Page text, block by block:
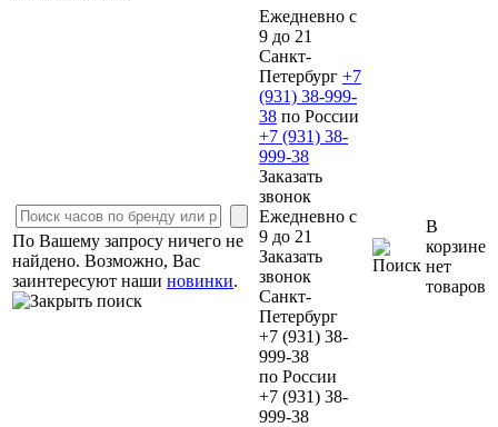
По Вашему запросу ничего не
найдено. Возможно, Вас
заинтересуют наши новинки.
Ежедневно с
9 до 21
Cанкт-
Петербург +7
(931) 38-999-
38 по России
+7 (931) 38-
999-38
Заказать
звонок
Ежедневно с
9 до 21
Заказать
звонок
Cанкт-
Петербург
+7 (931) 38-
999-38
по России
+7 (931) 38-
999-38
В
корзине
нет
товаров